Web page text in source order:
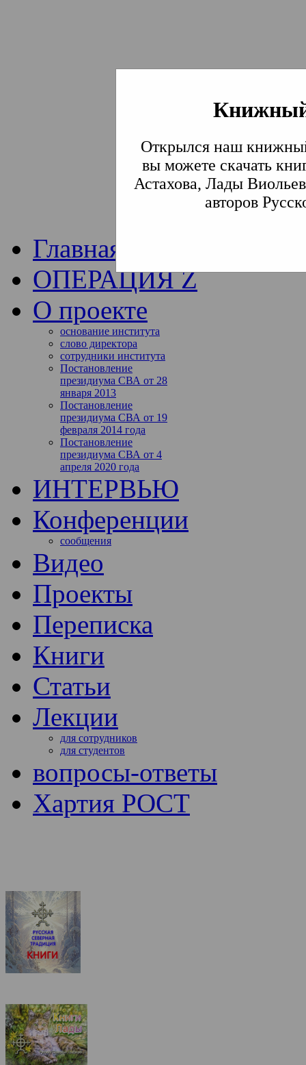
Открылся наш
вы можете скачать
Астахова, Лады
авторов
Институт
Традиции СВА
Главная
ОПЕРАЦИЯ Z
О проекте
основание института
слово директора
сотрудники института
Постановление
президиума СВА от 28
января 2013
Постановление
президиума СВА от 19
февраля 2014 года
Постановление
президиума СВА от 4
апреля 2020 года
ИНТЕРВЬЮ
Конференции
сообщения
Видео
Проекты
Переписка
Книги
Статьи
Лекции
для сотрудников
для студентов
вопросы-ответы
Хартия РОСТ